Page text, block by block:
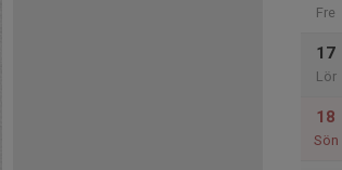
Fre
17
Lör
18
Sön